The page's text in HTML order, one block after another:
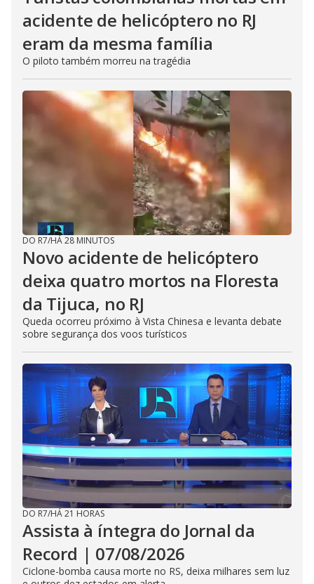
acidente de helicóptero no RJ
eram da mesma família
O piloto também morreu na tragédia
DO R7/HÁ 28 MINUTOS
Novo acidente de helicóptero
deixa quatro mortos na Floresta
da Tijuca, no RJ
Queda ocorreu próximo à Vista Chinesa e levanta debate
sobre segurança dos voos turísticos
DO R7/HÁ 21 HORAS
Assista à íntegra do Jornal da
Record | 07/08/2026
Ciclone-bomba causa morte no RS, deixa milhares sem luz